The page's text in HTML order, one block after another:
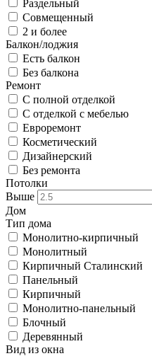
Раздельный
Совмещенный
2 и более
Балкон/лоджия
Есть балкон
Без балкона
Ремонт
С полной отделкой
С отделкой с мебелью
Евроремонт
Косметический
Дизайнерский
Без ремонта
Потолки
Выше
Дом
Тип дома
Монолитно-кирпичный
Монолитный
Кирпичный Сталинский
Панельный
Кирпичный
Монолитно-панельный
Блочный
Деревянный
Вид из окна